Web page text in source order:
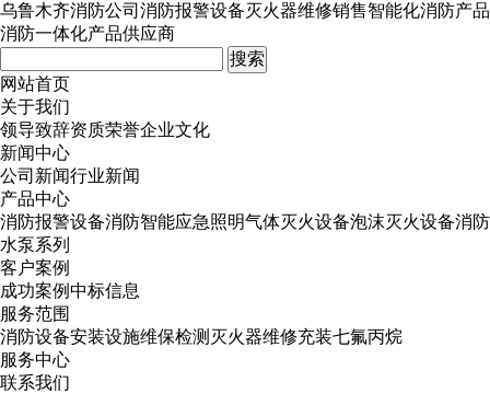
乌鲁木齐消防公司 消防报警设备灭火器维修销售智能化消防产品
消防一体化产品供应商
网站首页
关于我们
领导致辞资质荣誉企业文化
新闻中心
公司新闻行业新闻
产品中心
消防报警设备消防智能应急照明气体灭火设备泡沫灭火设备消防
水泵系列
客户案例
成功案例中标信息
服务范围
消防设备安装设施维保检测 灭火器维修充装七氟丙烷
服务中心
联系我们